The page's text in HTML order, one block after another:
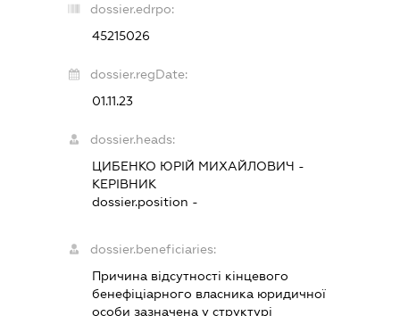
dossier.edrpo:
45215026
dossier.regDate:
01.11.23
dossier.heads:
ЦИБЕНКО ЮРІЙ МИХАЙЛОВИЧ -
КЕРІВНИК
dossier.position -
dossier.beneficiaries:
Причина відсутності кінцевого
бенефіціарного власника юридичної
особи зазначена у структурі